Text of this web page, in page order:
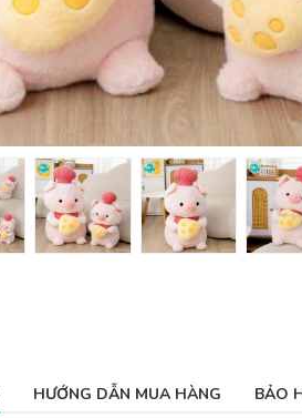
HƯỚNG DẪN MUA HÀNG BẢO